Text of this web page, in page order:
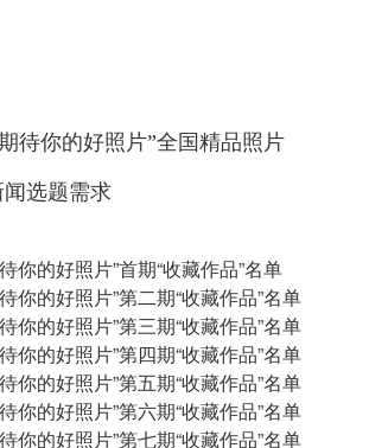
待你的好照片”全国精品照片
闻选题需求
你的好照片”首期“收藏作品”名单
你的好照片”第二期“收藏作品”名单
你的好照片”第三期“收藏作品”名单
你的好照片”第四期“收藏作品”名单
你的好照片”第五期“收藏作品”名单
你的好照片”第六期“收藏作品”名单
你的好照片”第七期“收藏作品”名单